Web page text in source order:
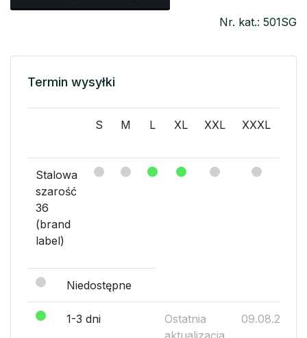
Nr. kat.: 501SG
Termin wysyłki
S M L XL XXL XXXL
Stalowa
szarość
36
(brand
label)
Niedostępne
1-3 dni
Ostatnia
aktualizacja
09.08.2026